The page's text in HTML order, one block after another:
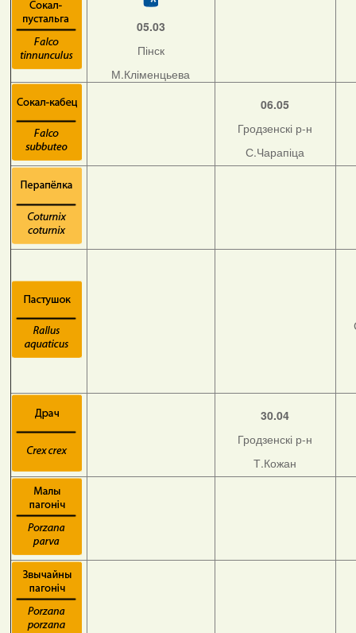
05.03
Пінск
М.Кліменцьева
06.05
Гродзенскі р-н
С.Чарапіца
30.04
Гродзенскі р-н
Т.Кожан